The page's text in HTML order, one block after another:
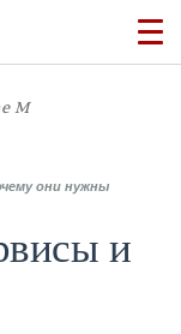
Movements:
они нужны
и